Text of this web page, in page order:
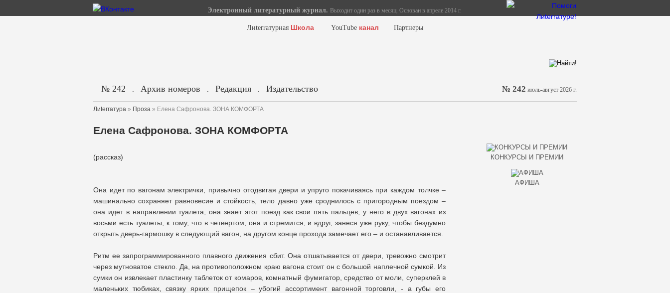
Электронный литературный журнал. Выходит один раз в месяц. Основан в апреле 2014 г.
Лиterraтурная Школа YouTube канал Партнеры
№ 242 . Архив номеров . Редакция . Издательство № 242 июль-август 2026 г.
Лиterraтура » Проза » Елена Сафронова. ЗОНА КОМФОРТА
Елена Сафронова. ЗОНА КОМФОРТА
(рассказ)
Она идет по вагонам электрички, привычно отодвигая двери и упруго покачиваясь при каждом толчке –
машинально сохраняет равновесие и стойкость, тело давно уже сроднилось с пригородным поездом –
она идет в направлении туалета, она знает этот поезд как свои пять пальцев, у него в двух вагонах из
восьми есть туалеты, к тому, что в четвертом, она и стремится, и вдруг, занеся уже руку, чтобы бездумно
открыть дверь-гармошку в следующий вагон, на другом конце прохода замечает его – и останавливается.
Ритм ее запрограммированного плавного движения сбит. Она отшатывается от двери, тревожно смотрит
через мутноватое стекло. Да, на противоположном краю вагона стоит он с большой наплечной сумкой. Из
сумки он извлекает пластинку таблеток от комаров, комнатный фумигатор, средство от моли, суперклей в
маленьких тюбиках, связку ярких прищепок – убогий ассортимент вагонной торговли, - а губы его
КОНКУРСЫ И ПРЕМИИ
АФИША